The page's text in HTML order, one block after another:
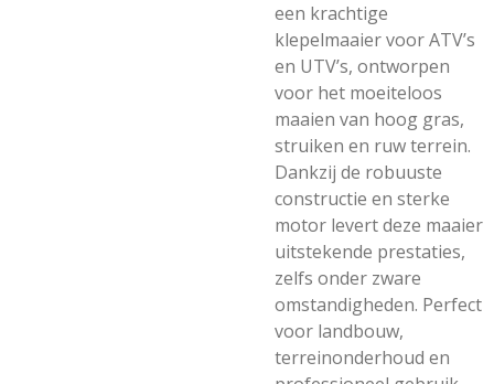
een krachtige
klepelmaaier voor ATV’s
en UTV’s, ontworpen
voor het moeiteloos
maaien van hoog gras,
struiken en ruw terrein.
Dankzij de robuuste
constructie en sterke
motor levert deze maaier
uitstekende prestaties,
zelfs onder zware
omstandigheden. Perfect
voor landbouw,
terreinonderhoud en